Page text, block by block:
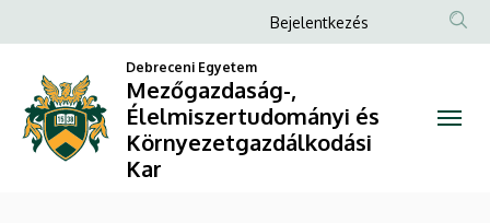
tudós
tanáraink
arcképcsarnoka
a
Anonim
fiók
menüje
Bejelentkezés
Debreceni Egyetem
Mezőgazdaság-,
Élelmiszertudományi és
Környezetgazdálkodási
Kar